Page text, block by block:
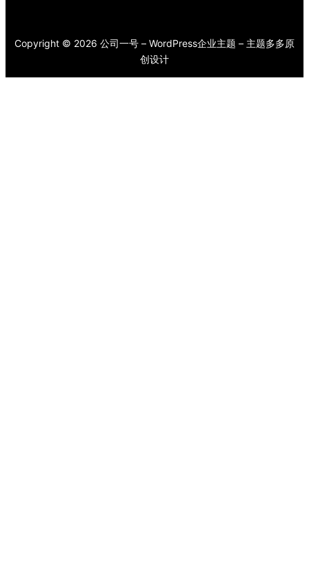
Copyright © 2026 公司一号 – WordPress企业主题 – 主题多多原
创设计